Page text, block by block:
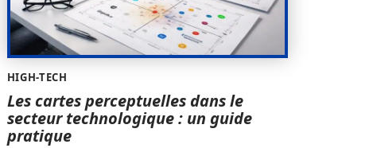
HIGH-TECH
Les cartes perceptuelles dans le
secteur technologique : un guide
pratique